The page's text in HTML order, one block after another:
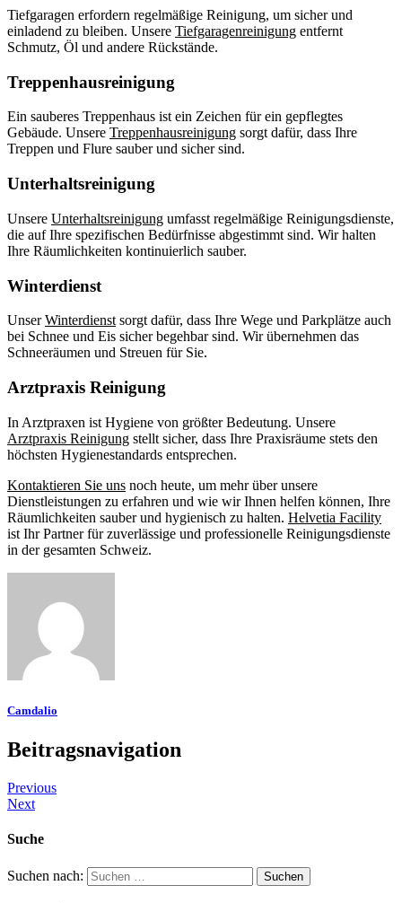
Tiefgaragen erfordern regelmäßige Reinigung, um sicher und
einladend zu bleiben. Unsere Tiefgaragenreinigung entfernt
Schmutz, Öl und andere Rückstände.
Treppenhausreinigung
Ein sauberes Treppenhaus ist ein Zeichen für ein gepflegtes
Gebäude. Unsere Treppenhausreinigung sorgt dafür, dass Ihre
Treppen und Flure sauber und sicher sind.
Unterhaltsreinigung
Unsere Unterhaltsreinigung umfasst regelmäßige Reinigungsdienste,
die auf Ihre spezifischen Bedürfnisse abgestimmt sind. Wir halten
Ihre Räumlichkeiten kontinuierlich sauber.
Winterdienst
UnserWinterdienst sorgt dafür, dass Ihre Wege und Parkplätze auch
bei Schnee und Eis sicher begehbar sind. Wir übernehmen das
Schneeräumen und Streuen für Sie.
Arztpraxis Reinigung
In Arztpraxen ist Hygiene von größter Bedeutung. Unsere
Arztpraxis Reinigung stellt sicher, dass Ihre Praxisräume stets den
höchsten Hygienestandards entsprechen.
Kontaktieren Sie uns noch heute, um mehr über unsere
Dienstleistungen zu erfahren und wie wir Ihnen helfen können, Ihre
Räumlichkeiten sauber und hygienisch zu halten. Helvetia Facility
ist Ihr Partner für zuverlässige und professionelle Reinigungsdienste
in der gesamten Schweiz.
Camdalio
Beitragsnavigation
Previous
Next
Suche
Suchen nach: